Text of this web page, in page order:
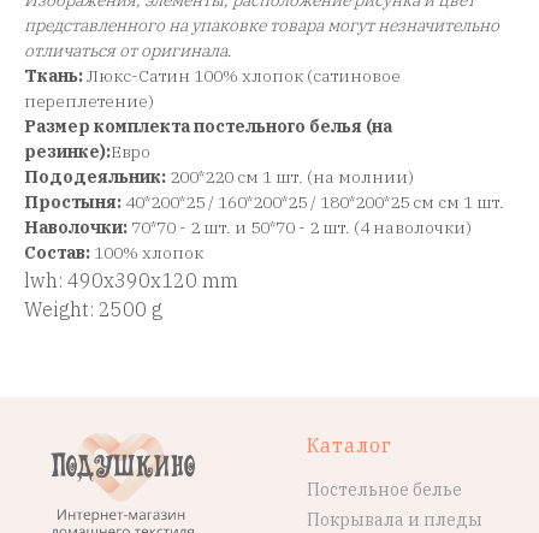
представленного на упаковке товара могут незначительно
отличаться от оригинала.
Ткань:Люкс-Сатин 100% хлопок (сатиновое
переплетение)
Размер комплекта постельного белья (на
резинке):Евро
Пододеяльник: 200*220 см 1 шт. (на молнии)
Простыня: 40*200*25 / 160*200*25 / 180*200*25 см см 1 шт.
Наволочки: 70*70 - 2 шт. и 50*70 - 2 шт. (4 наволочки)
Состав: 100% хлопок
lwh: 490x390x120 mm
Weight: 2500 g
Каталог
Постельное белье
Покрывала и пледы